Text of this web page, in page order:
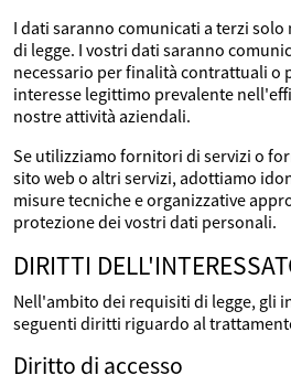
I dati saranno comunicati a terzi
di legge. I vostri dati saranno
necessario per finalità contrattuali o
interesse legittimo prevalente
nostre attività aziendali.
Se utilizziamo fornitori di servizi o
sito web o altri servizi, adottiamo
misure tecniche e organizzative
protezione dei vostri dati personali.
DIRITTI
Nell'ambito dei requisiti di legge, gli
seguenti diritti riguardo al
Diritto di accesso